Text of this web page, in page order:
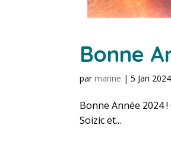
Bonne
parmarine |5 Jan 2024
Bonne Année 2024
Soizic et...